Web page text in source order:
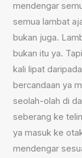
mendengar
semua lambat
bukan juga.
bukan itu ya.
kali lipat
bercandaan ya
seolah-olah di
seberang ke
ya masuk ke
mendengar